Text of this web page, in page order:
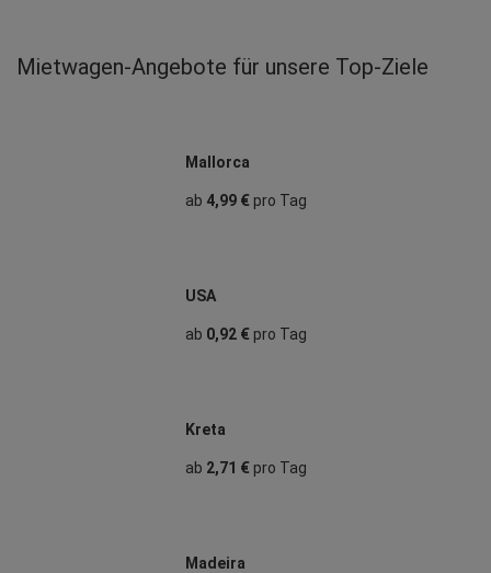
Mietwagen‑Angebote für unsere Top‑Ziele
Mallorca
ab 4,99 €pro Tag
USA
ab 0,92 €pro Tag
Kreta
ab 2,71 €pro Tag
Madeira